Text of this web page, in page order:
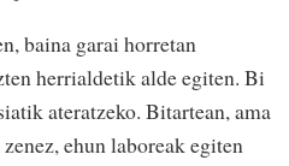
baina garai horretan
herrialdetik alde egiten. Bi
ateratzeko. Bitartean, ama
ehun laboreak egiten